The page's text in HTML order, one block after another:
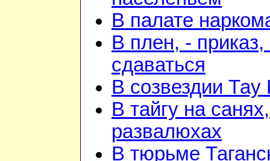
В палате
В плен, - приказ,
сдаваться
В созвездии Тау
В тайгу на
развалюхах
В тюрьме